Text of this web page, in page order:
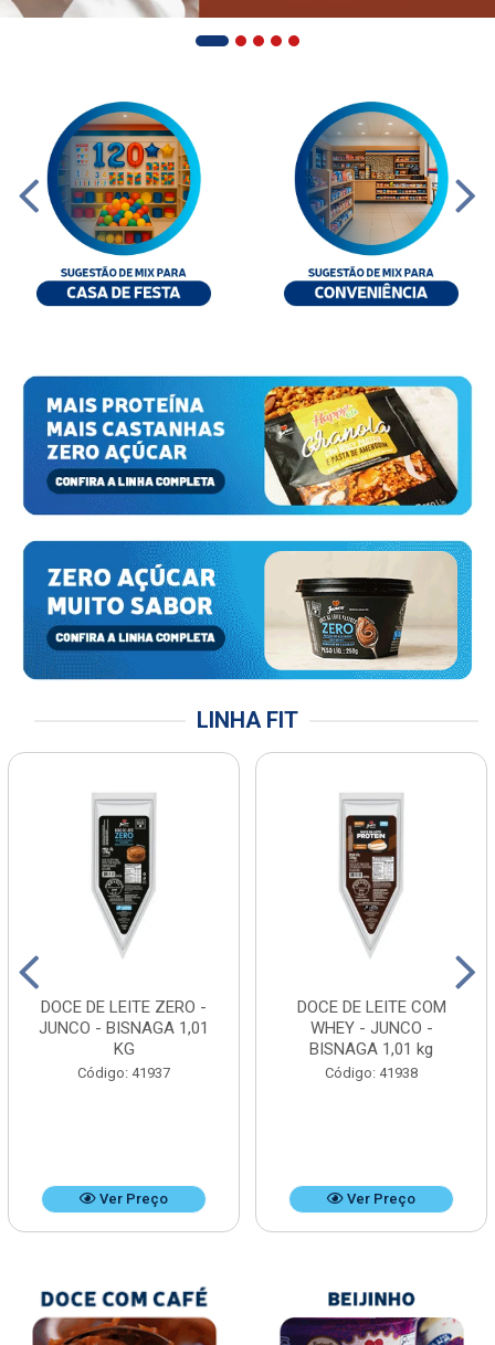
LINHA FIT
DOCE DE LEITE ZERO -
JUNCO - BISNAGA 1,01
KG
Código: 41937
Ver Preço
DOCE DE LEITE COM
WHEY - JUNCO -
BISNAGA 1,01 kg
Código: 41938
Ver Preço